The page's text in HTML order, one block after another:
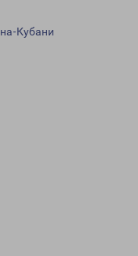
Кубани